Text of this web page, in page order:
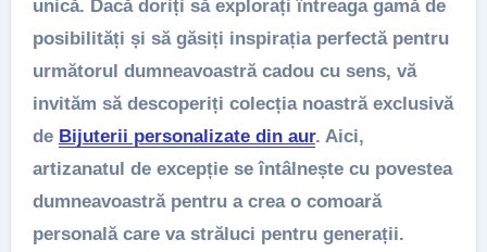
unică. Dacă doriți să explorați întreaga gamă de
posibilități și să găsiți inspirația perfectă pentru
următorul dumneavoastră cadou cu sens, vă
invităm să descoperiți colecția noastră exclusivă
de Bijuterii personalizate din aur. Aici,
artizanatul de excepție se întâlnește cu povestea
dumneavoastră pentru a crea o comoară
personală care va străluci pentru generații.